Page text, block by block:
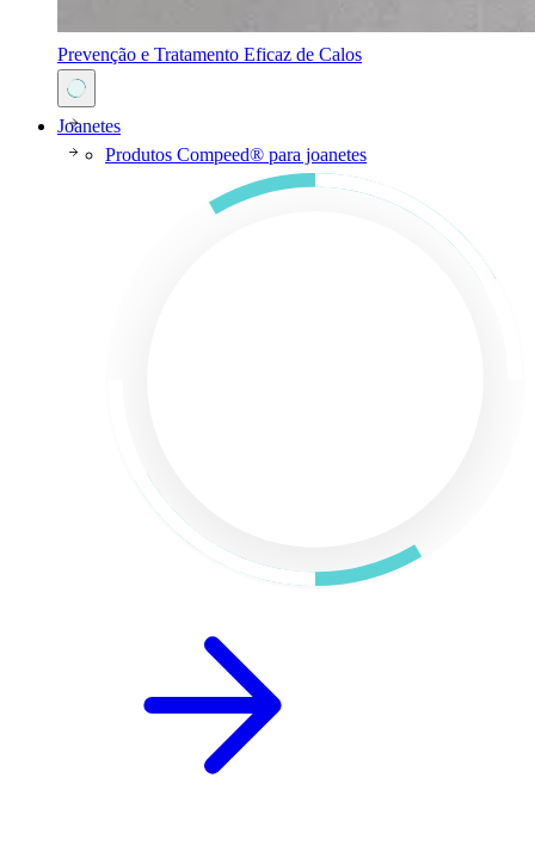
Prevenção e Tratamento Eficaz de Calos
Joanetes
Produtos Compeed® para joanetes